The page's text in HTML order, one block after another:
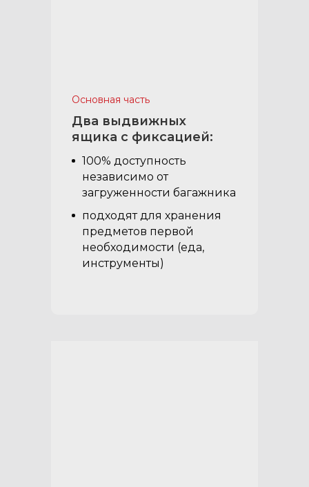
Основная часть
Два выдвижных
ящика с фиксацией:
100% доступность
независимо от
загруженности багажника
подходят для хранения
предметов первой
необходимости (еда,
инструменты)